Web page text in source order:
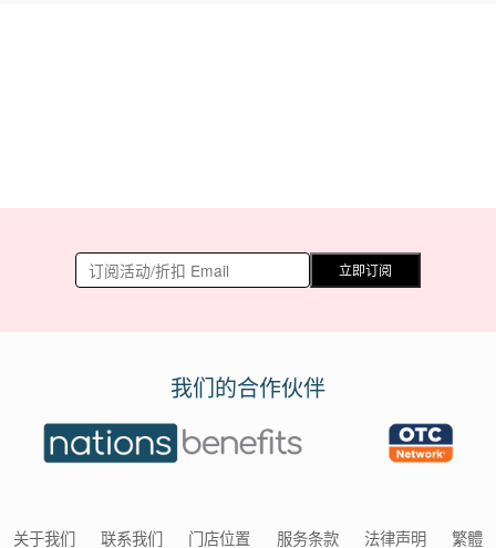
立即订阅
我们的合作伙伴
关于我们 联系我们 门店位置 服务条款 法律声明 繁體